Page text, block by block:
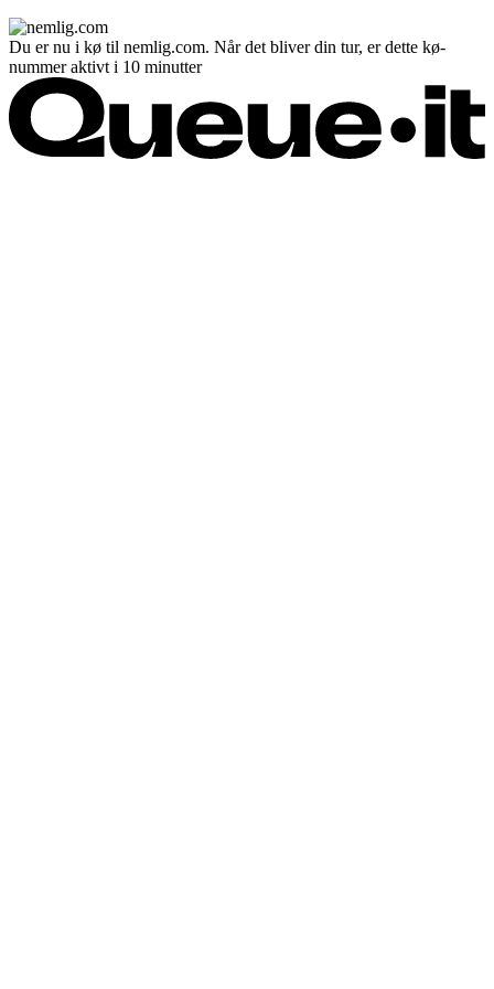
Du er nu i kø til nemlig.com. Når det bliver din tur, er dette kø-
nummer aktivt i 10 minutter